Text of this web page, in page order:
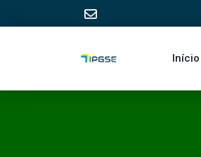
Início